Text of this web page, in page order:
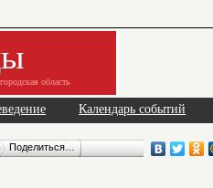
область
Календарь событий
Поделиться…